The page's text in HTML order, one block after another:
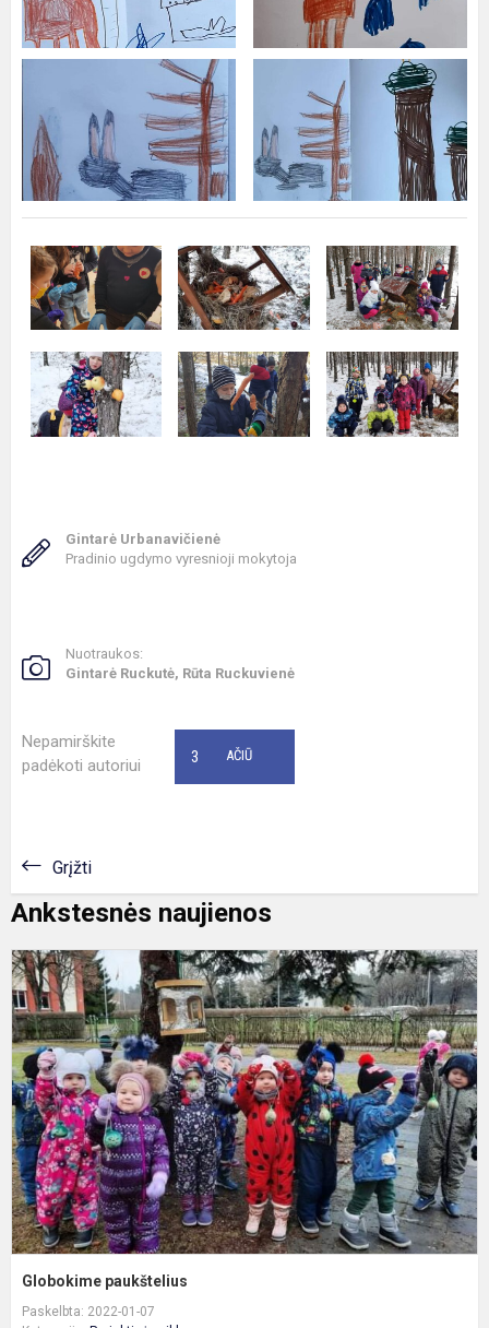
Gintarė Urbanavičienė
Pradinio ugdymo vyresnioji mokytoja
Nuotraukos:
Gintarė Ruckutė, Rūta Ruckuvienė
Nepamirškite
padėkoti autoriui
AČIŪ
3
Grįžti
Ankstesnės naujienos
Globokime paukštelius
Paskelbta: 2022-01-07